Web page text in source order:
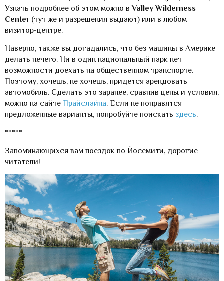
Узнать подробнее об этом можно вValley Wilderness
Center (тут же и разрешения выдают) или в любом
визитор-центре.
Наверно, также вы догадались, что без машины в Америке
делать нечего. Ни в один национальный парк нет
возможности доехать на общественном транспорте.
Поэтому, хочешь, не хочешь, придется арендовать
автомобиль. Сделать это заранее, сравнив цены и условия,
можно на сайте Прайслайна. Если не понравятся
предложенные варианты, попробуйте поискать здесь.
*****
Запоминающихся вам поездок по Йосемити, дорогие
читатели!